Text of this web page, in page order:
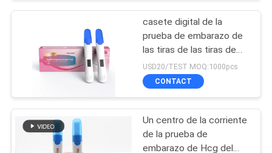
casete digital de la
prueba de embarazo de
las tiras de las tiras de
prueba de la ovulación y
de prueba de embarazo
USD20/TEST MOQ:1000pcs
CONTACT
Un centro de la corriente
de la prueba de
embarazo de Hcg del